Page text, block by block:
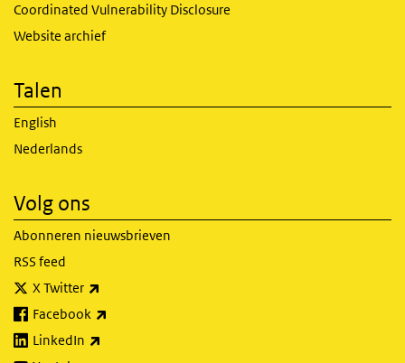
Coordinated Vulnerability Disclosure
Website archief
Talen
English
Nederlands
Volg ons
Abonneren nieuwsbrieven
RSS feed
X Twitter
Facebook
LinkedIn